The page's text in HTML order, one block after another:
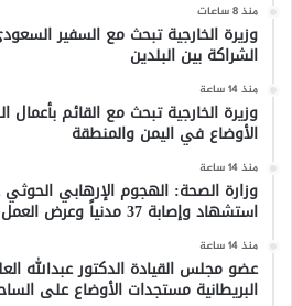
منذ 8 ساعات
وزيرة الخارجية تبحث مع السفير
الشراكة بين البلدين
منذ 14 ساعة
وزيرة الخارجية تبحث مع القائم بأعمال
الأوضاع في اليمن والمنطقة
منذ 14 ساعة
وزارة الصحة: الهجوم الإرهابي
استشهاد وإصابة 37 مدنياً وعرض العمل الصحي للخطر
منذ 14 ساعة
عضو مجلس القيادة الدكتور عبدالله
البريطانية مستجدات الأوضاع على